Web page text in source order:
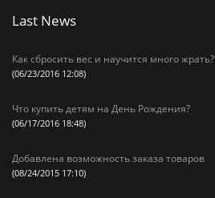
Last News
Как сбросить вес и научится много жрать?
(06/23/2016 12:08)
Что купить детям на День Рождения?
(06/17/2016 18:48)
Добавлена возможность заказа товаров
(08/24/2015 17:10)